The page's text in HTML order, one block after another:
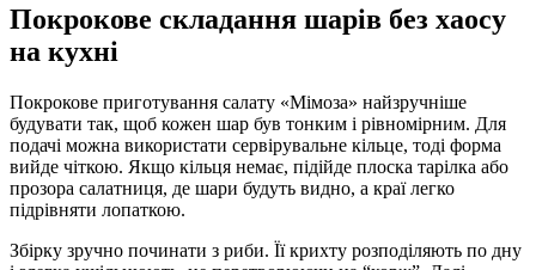
Покрокове складання шарів без хаосу
на кухні
Покрокове приготування салату «Мімоза» найзручніше
будувати так, щоб кожен шар був тонким і рівномірним. Для
подачі можна використати сервірувальне кільце, тоді форма
вийде чіткою. Якщо кільця немає, підійде плоска тарілка або
прозора салатниця, де шари будуть видно, а краї легко
підрівняти лопаткою.
Збірку зручно починати з риби. Її крихту розподіляють по дну